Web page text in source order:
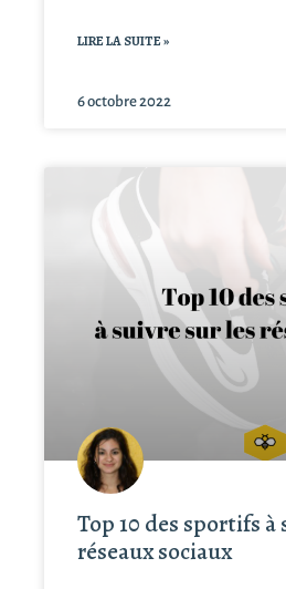
LIRE LA SUITE »
6 octobre 2022
Top 10 des sportifs à
réseaux sociaux